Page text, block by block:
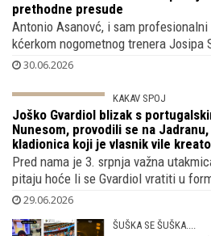
NEPRAVOMOĆNO
Osuđen sin
branio kako nije
Antonio Asanovć, i sam profesionalni
kćerkom nogometnog trenera Josipa
30.06.2026
KAKAV SPOJ
Joško Gvardiol
kladionica koji je vlasnik vile